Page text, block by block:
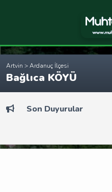
Artvin > Ardanuç İlçesi
Bağlıca KÖYÜ
Son Duyurular